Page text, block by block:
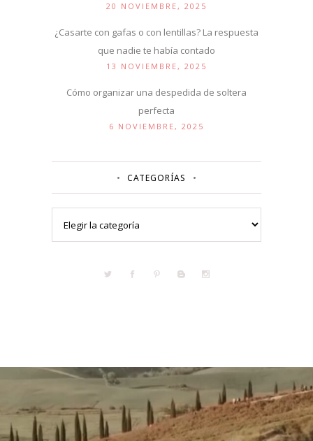
20 NOVIEMBRE, 2025
¿Casarte con gafas o con lentillas? La respuesta
que nadie te había contado
13 NOVIEMBRE, 2025
Cómo organizar una despedida de soltera
perfecta
6 NOVIEMBRE, 2025
CATEGORÍAS